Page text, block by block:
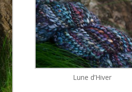
Lune d’Hiver